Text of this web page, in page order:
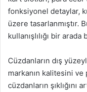
fonksiyonel detaylar,
üzere tasarlanmıştır.
kullanışlılığı bir
Cüzdanların dış
markanın kalitesini
cüzdanların şıklığını